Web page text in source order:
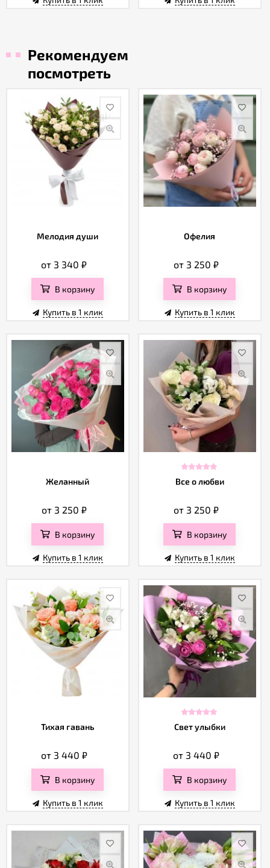
Рекомендуем
посмотреть
Мелодия души
от 3 340₽
В корзину
Купить в 1 клик
Офелия
от 3 250 ₽
В корзину
Купить в 1 клик
Желанный
от 3 250 ₽
В корзину
Купить в 1 клик
Все о любви
от 3 250 ₽
В корзину
Купить в 1 клик
Тихая гавань
от 3 440 ₽
В корзину
Купить в 1 клик
Свет улыбки
от 3 440 ₽
В корзину
Купить в 1 клик